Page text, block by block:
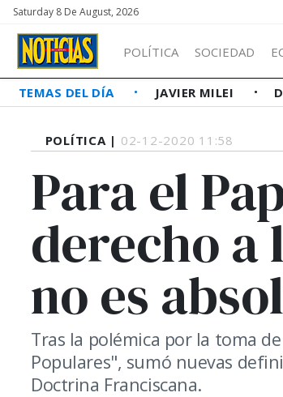
Saturday 8 De August, 2026
POLÍTICA SOCIEDAD
TEMAS DEL DÍA JAVIER MILEI
POLÍTICA | 02-12-2020 11:58
Para el
derecho a
no es
Tras la polémica por la toma
Populares", sumó nuevas
Doctrina Franciscana.